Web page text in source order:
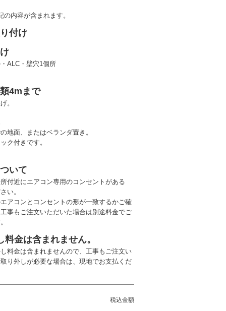
内容が含まれます。
付け
ALC・壁穴1個所
4mまで
。
地面、またはベランダ置き。
ク付きです。
いて
付近にエアコン専用のコンセントがある
い。
アコンとコンセントの形が一致するかご確
事もご注文いただいた場合は別途料金でご
金は含まれません。
料金は含まれませんので、工事もご注文い
り外しが必要な場合は、現地でお支払くだ
税込金額